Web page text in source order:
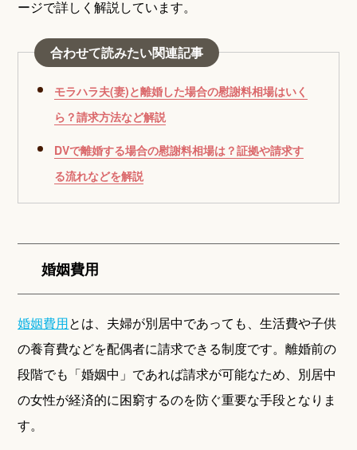
ージで詳しく解説しています。
合わせて読みたい関連記事
モラハラ夫(妻)と離婚した場合の慰謝料相場はいく
ら？請求方法など解説
DVで離婚する場合の慰謝料相場は？証拠や請求す
る流れなどを解説
婚姻費用
婚姻費用とは、夫婦が別居中であっても、生活費や子供
の養育費などを配偶者に請求できる制度です。離婚前の
段階でも「婚姻中」であれば請求が可能なため、別居中
の女性が経済的に困窮するのを防ぐ重要な手段となりま
す。